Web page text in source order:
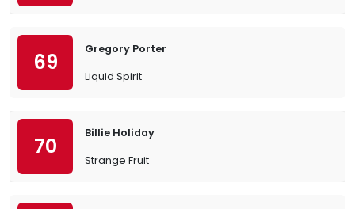
69
Gregory Porter
Liquid Spirit
70
Billie Holiday
Strange Fruit